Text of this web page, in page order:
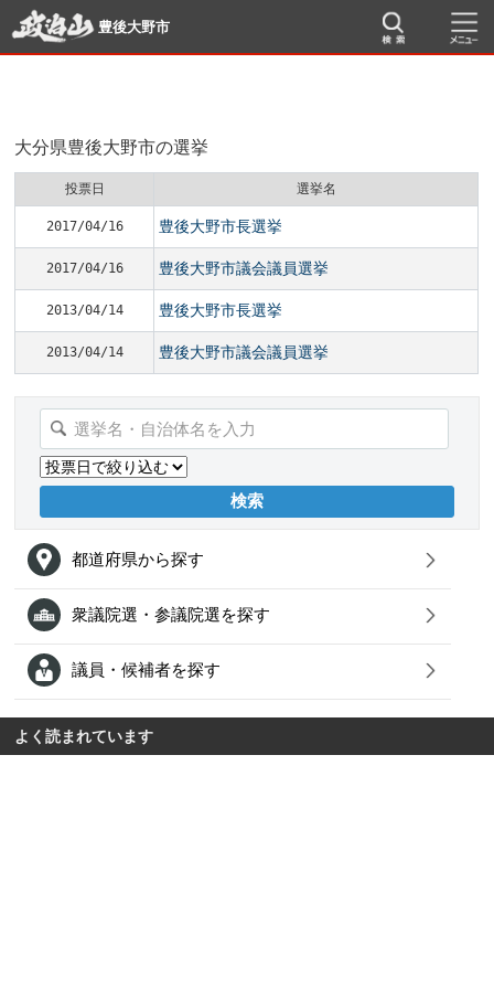
豊後大野市
大分県豊後大野市の選挙
投票日 選挙名
2017/04/16 豊後大野市長選挙
2017/04/16 豊後大野市議会議員選挙
2013/04/14 豊後大野市長選挙
2013/04/14 豊後大野市議会議員選挙
都道府県から探す
衆議院選・参議院選を探す
議員・候補者を探す
よく読まれています